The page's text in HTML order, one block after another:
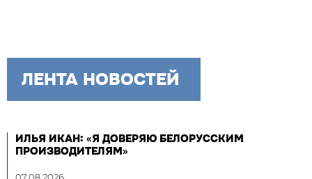
ЛЕНТА НОВОСТЕЙ
ИЛЬЯ ИКАН: «Я ДОВЕРЯЮ БЕЛОРУССКИМ
ПРОИЗВОДИТЕЛЯМ»
07.08.2026